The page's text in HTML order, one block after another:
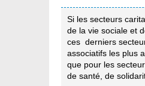
Si les secteurs
de la vie sociale et
ces derniers
associatifs les plus
que pour les
de santé, de